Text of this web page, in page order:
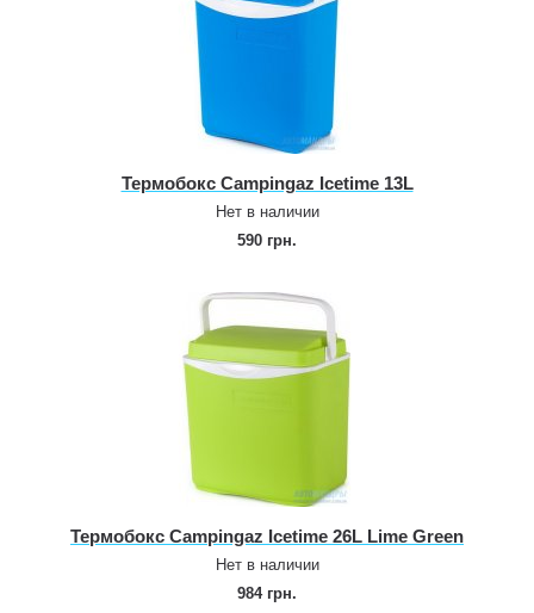
Термобокс Campingaz Icetime 13L
Нет в наличии
590 грн.
Термобокс Campingaz Icetime 26L Lime Green
Нет в наличии
984 грн.